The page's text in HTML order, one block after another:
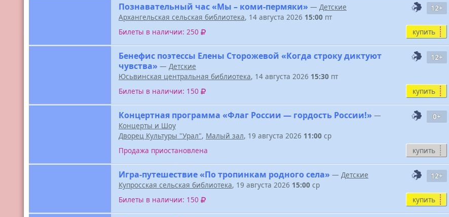
12+
Познавательный час «Мы – коми-пермяки» — Детские
Архангельская сельская библиотека, 14 августа 2026 15:00 пт
Билеты в наличии: 250
купить
12+
Бенефис поэтессы Елены Сторожевой «Когда строку диктуют
чувства» — Детские
Юсьвинская центральная библиотека, 14 августа 2026 15:30 пт
Билеты в наличии: 150
купить
0+
Концертная программа «Флаг России — гордость России!» —
Концерты и Шоу
Дворец Культуры "Урал", Малый зал, 19 августа 2026 11:00 ср
Продажа приостановлена
купить
12+
Игра-путешествие «По тропинкам родного села» — Детские
Купросская сельская библиотека, 19 августа 2026 15:00 ср
Билеты в наличии: 150
купить